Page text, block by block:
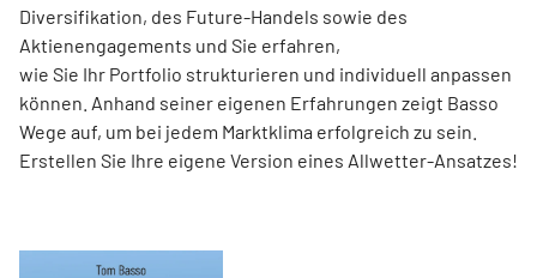
Diversifikation, des Future-Handels sowie des
Aktienengagements und Sie erfahren,
wie Sie Ihr Portfolio strukturieren und individuell anpassen
können. Anhand seiner eigenen Erfahrungen zeigt Basso
Wege auf, um bei jedem Marktklima erfolgreich zu sein.
Erstellen Sie Ihre eigene Version eines Allwetter-Ansatzes!